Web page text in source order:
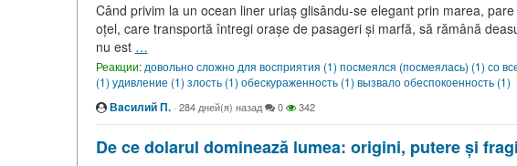
Când privim la un ocean liner uriaș glisându-se elegant prin marea,
oțel, care transportă întregi orașe de pasageri și marfă, să rămână
nu est …
Реакции: довольно сложно для восприятия (1) посмеялся (посмеялась) (1) со
(1) удивление (1) злость (1) обескураженность (1) вызвало обеспокоенность (1)
Вacилий П. · 284 дней(я) назад 0 342
De ce dolarul dominează lumea: origini, putere și